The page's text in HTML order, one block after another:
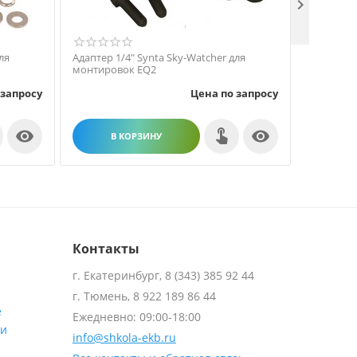

Адаптер 1/4" Synta Sky-Watcher для
монтировок EQ2
Цена по запросу
В КОРЗИНУ 

Контакты
г. Екатеринбург, 8 (343) 385 92 44
г. Тюмень, 8 922 189 86 44
Ежедневно: 09:00-18:00
info@shkola-ekb.ru